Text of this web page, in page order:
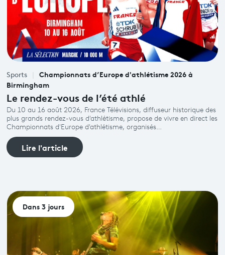
connexion
Avantages fidélité
Sports
Championnats d’Europe d'athlétisme 2026 à
Birmingham
Le rendez-vous de l’été athlé
Du 10 au 16 août 2026, France Télévisions, diffuseur historique des
plus grands rendez-vous d'athlétisme, propose de vivre en direct les
Championnats d'Europe d'athlétisme, organisés…
Lire l'article
Dans 3 jours